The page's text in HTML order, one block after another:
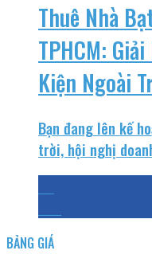
Thuê Nhà
TPHCM:
Kiện Ngoài
Bạn đang lên kế
trời, hội nghị
BẢNG GIÁ